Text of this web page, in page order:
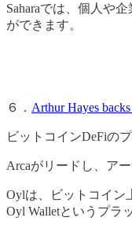
Saharaでは、個人や
ができます。
６． Arthur Hayes
ビットコインDeFiの
Arcaがリードし、ア
Oylは、ビットコイン
Oyl Walletというプラ